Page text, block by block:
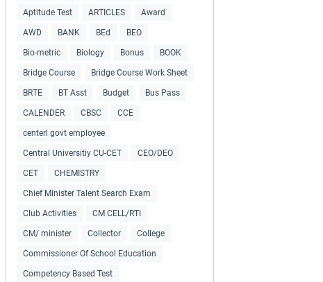
Aptitude Test ARTICLES Award
AWD BANK BEd BEO
Bio-metric Biology Bonus BOOK
Bridge Course Bridge Course Work Sheet
BRTE BT Asst Budget Bus Pass
CALENDER CBSC CCE
centerl govt employee
Central Universitiy CU-CET CEO/DEO
CET CHEMISTRY
Chief Minister Talent Search Exam
Club Activities CM CELL/RTI
CM/ minister Collector College
Commissioner Of School Education
Competency Based Test